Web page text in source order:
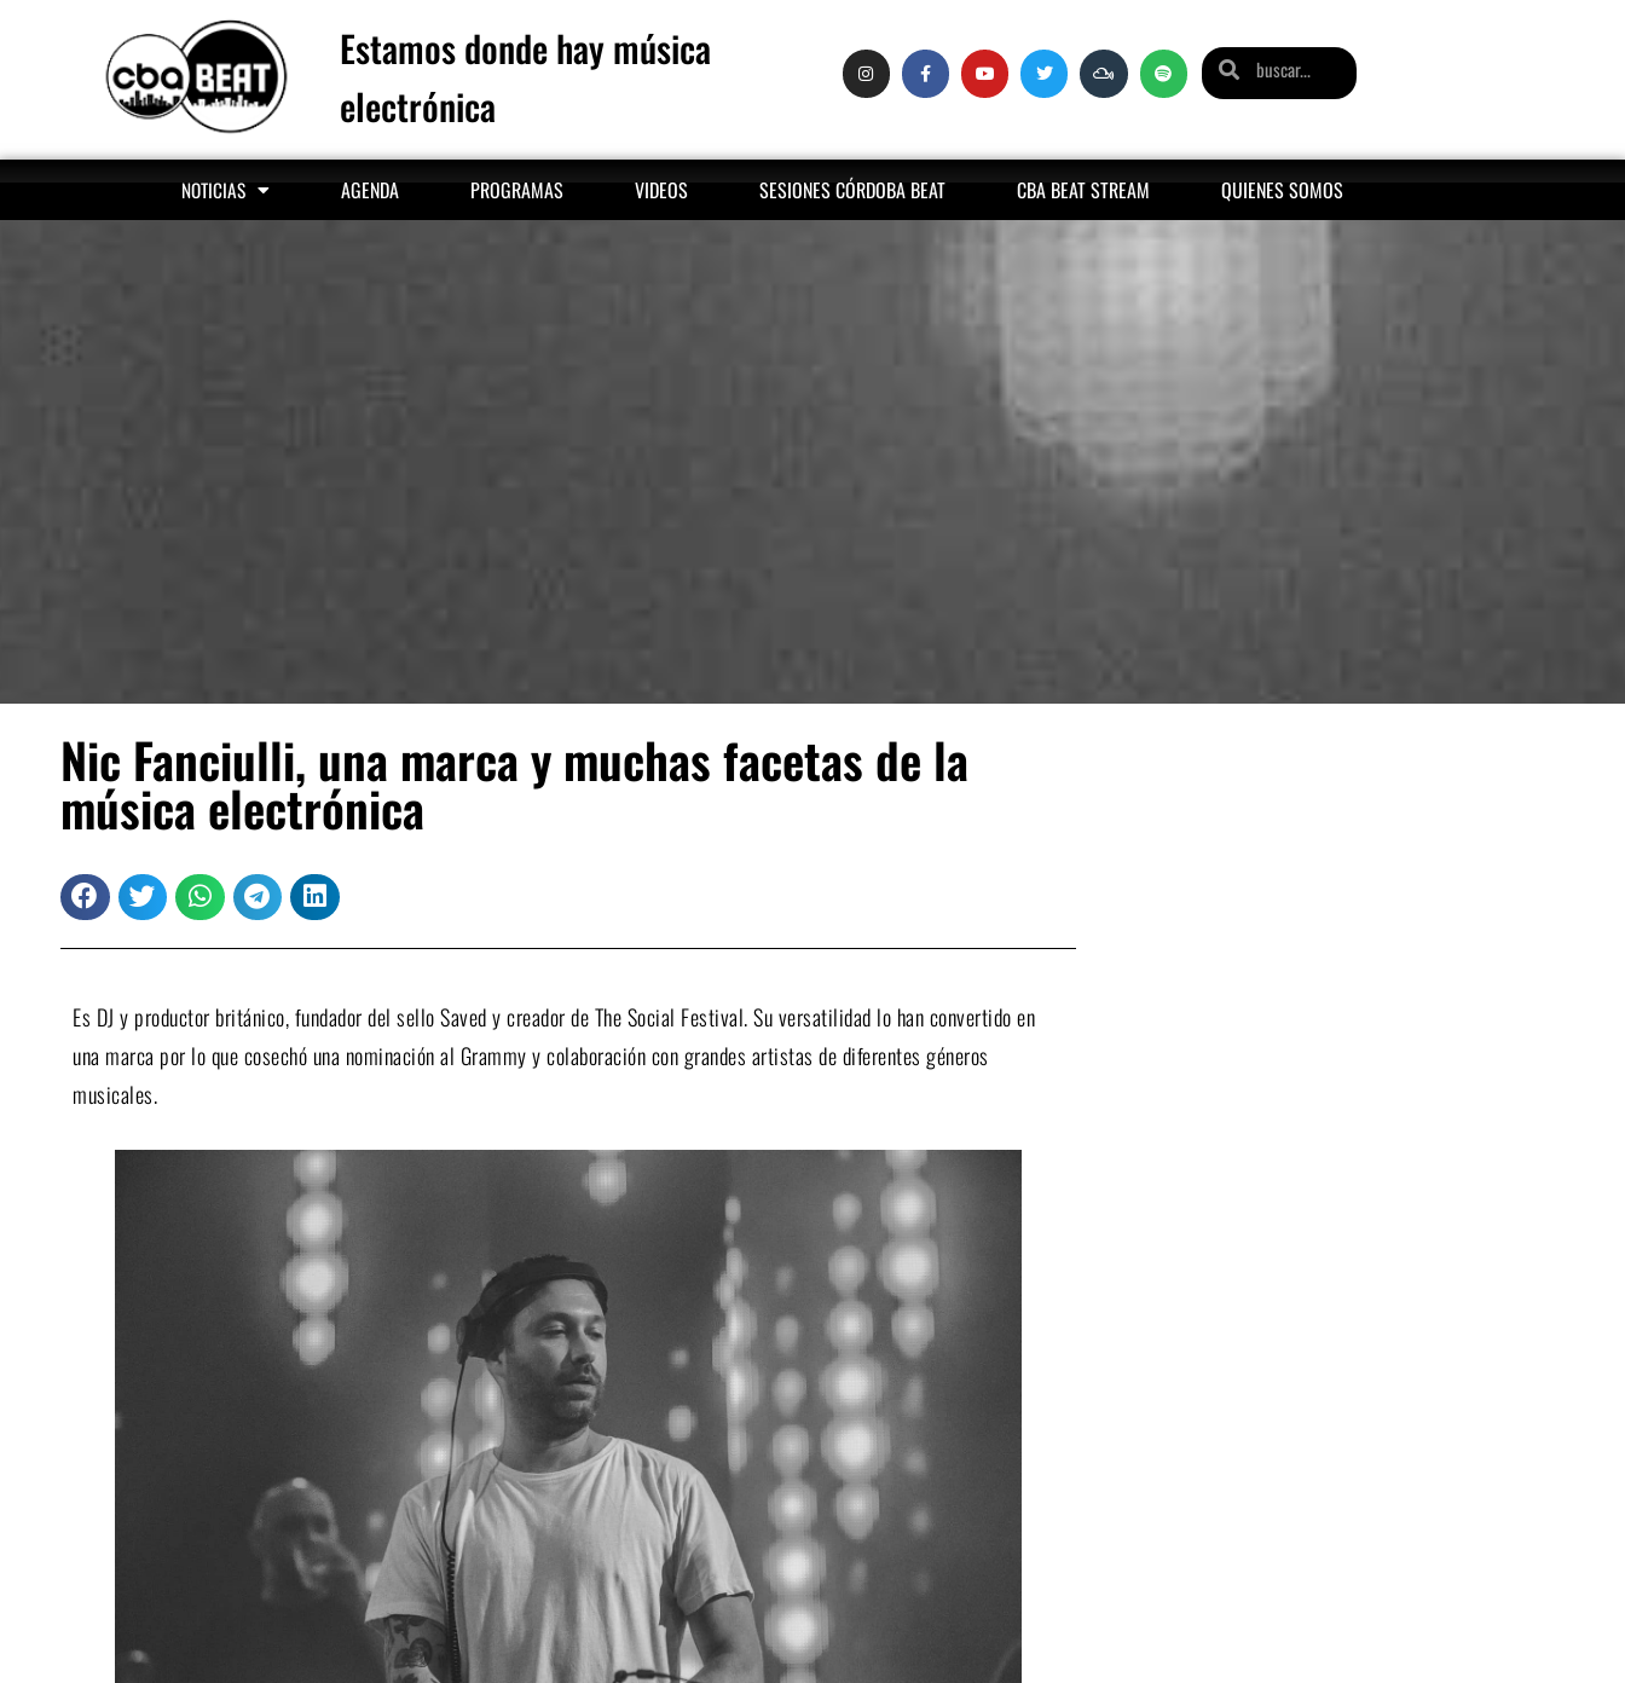
Estamos donde hay música
electrónica
NOTICIAS AGENDA PROGRAMAS VIDEOS SESIONES CÓRDOBA BEAT CBA BEAT STREAM QUIENES SOMOS
Nic Fanciulli, una marca y muchas facetas de la
música electrónica
Es DJ y productor británico, fundador del sello Saved y creador de The Social Festival. Su versatilidad lo han convertido en
una marca por lo que cosechó una nominación al Grammy y colaboración con grandes artistas de diferentes géneros
musicales.